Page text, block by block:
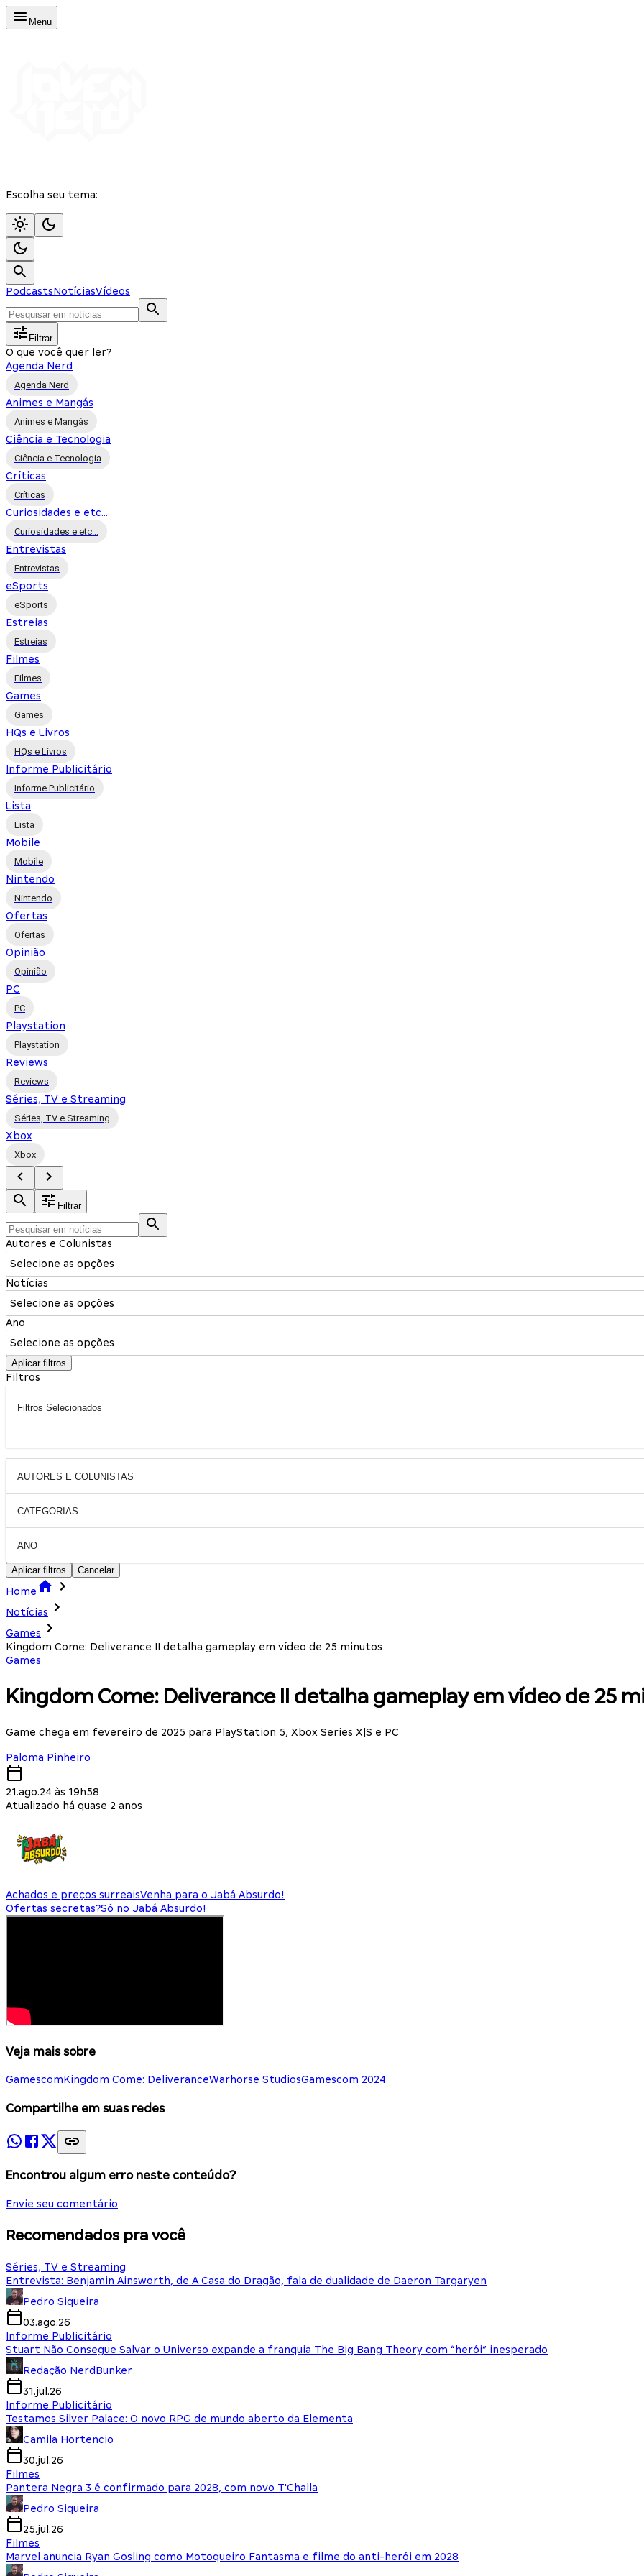
Menu
Escolha seu tema:
PodcastsNotíciasVídeos
Filtrar
O que você quer ler?
Agenda Nerd
Agenda Nerd
Animes e Mangás
Animes e Mangás
Ciência e Tecnologia
Ciência e Tecnologia
Críticas
Críticas
Curiosidades e etc...
Curiosidades e etc...
Entrevistas
Entrevistas
eSports
eSports
Estreias
Estreias
Filmes
Filmes
Games
Games
HQs e Livros
HQs e Livros
Informe Publicitário
Informe Publicitário
Lista
Lista
Mobile
Mobile
Nintendo
Nintendo
Ofertas
Ofertas
Opinião
Opinião
PC
PC
Playstation
Playstation
Reviews
Reviews
Séries, TV e Streaming
Séries, TV e Streaming
Xbox
Xbox
Filtrar
Autores e Colunistas
Selecione as opções
Notícias
Selecione as opções
Ano
Selecione as opções
Aplicar filtros
Filtros
Filtros Selecionados
AUTORES E COLUNISTAS
CATEGORIAS
ANO
Aplicar filtros Cancelar
Home
Notícias
Games
Kingdom Come: Deliverance II detalha gameplay em vídeo de 25 minutos
Games
Kingdom Come: Deliverance II detalha gameplay em vídeo de 25
Game chega em fevereiro de 2025 para PlayStation 5, Xbox Series X|S e PC
Paloma Pinheiro
21.ago.24 às 19h58
Atualizado há quase 2 anos
Achados e preços surreaisVenha para o Jabá Absurdo!
Ofertas secretas?Só no Jabá Absurdo!
Veja mais sobre
GamescomKingdom Come: DeliveranceWarhorse StudiosGamescom 2024
Compartilhe em suas redes
Encontrou algum erro neste conteúdo?
Envie seu comentário
Recomendados pra você
Séries, TV e Streaming
Entrevista: Benjamin Ainsworth, de A Casa do Dragão, fala de dualidade de Daeron Targaryen
Pedro Siqueira
03.ago.26
Informe Publicitário
Stuart Não Consegue Salvar o Universo expande a franquia The Big Bang Theory com “herói” inesperado
Redação NerdBunker
31.jul.26
Informe Publicitário
Testamos Silver Palace: O novo RPG de mundo aberto da Elementa
Camila Hortencio
30.jul.26
Filmes
Pantera Negra 3 é confirmado para 2028, com novo T'Challa
Pedro Siqueira
25.jul.26
Filmes
Marvel anuncia Ryan Gosling como Motoqueiro Fantasma e filme do anti-herói em 2028